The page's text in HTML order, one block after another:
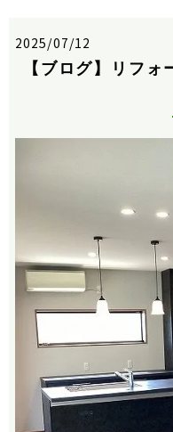
2025/07/12
【ブログ】リフ